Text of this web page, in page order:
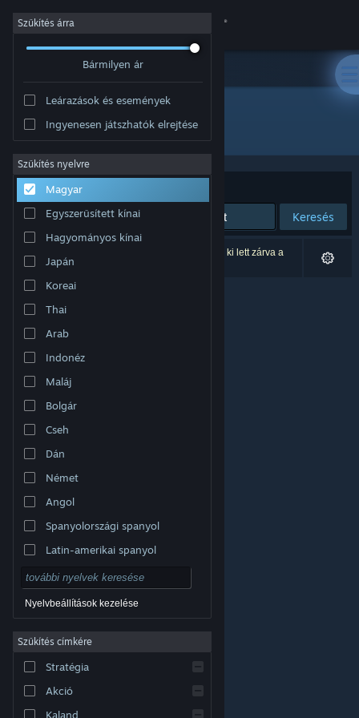
Bejelentkezés
Névjegy
Támogatás
Nyelvváltás
A Steam mobilalkalmazás beszerzése
Asztali weboldalra váltás
védjegyek jogos tulajdonosaiké az Egyesült
szabályzat
| Jogi információk
Steam előfizetői szerződés
Szűkítés árra
Bármilyen ár
Leárazások és események
Ingyenesen játszhatók elrejtése
Szűkítés nyelvre
Magyar
Egyszerűsített kínai
Hagyományos kínai
Japán
Koreai
Thai
Arab
Indonéz
Maláj
Bolgár
Cseh
Dán
Német
Angol
Spanyolországi spanyol
Latin-amerikai spanyol
Nyelvbeállítások kezelése
Szűkítés címkére
Stratégia
Akció
Kaland
Kiadó: Moving Pixel Games
Rendezés Relevancia
Keresés
0 eredmény felel meg a keresésednek. 1 termék ki lett zárva a
beállításaid alapján.